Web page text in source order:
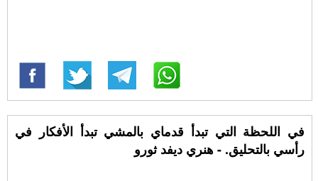
في اللحظة التي تبدأ قدماي بالمشي تبدأ الأفكار في
رأسي بالتحليق. - هنري ديفد ثورو